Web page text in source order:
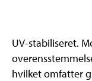
UV-stabiliseret.
hvilket omfatter